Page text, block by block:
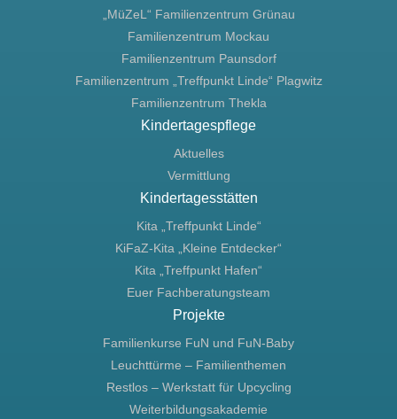
„MüZeL“ Familienzentrum Grünau
Familienzentrum Mockau
Familienzentrum Paunsdorf
Familienzentrum „Treffpunkt Linde“ Plagwitz
Familienzentrum Thekla
Kindertagespflege
Aktuelles
Vermittlung
Kindertagesstätten
Kita „Treffpunkt Linde“
KiFaZ-Kita „Kleine Entdecker“
Kita „Treffpunkt Hafen“
Euer Fachberatungsteam
Projekte
Familienkurse FuN und FuN-Baby
Leuchttürme – Familienthemen
Restlos – Werkstatt für Upcycling
Weiterbildungsakademie